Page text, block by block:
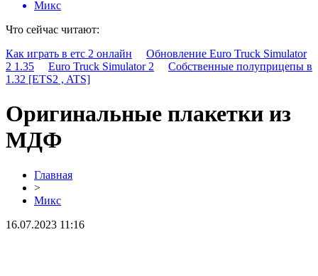
Микс
Что сейчас читают:
Как играть в етс 2 онлайн
Обновление Euro Truck Simulator
2 1.35
Euro Truck Simulator 2
Собственные полуприцепы в
1.32 [ETS2 , ATS]
Оригинальные плакетки из
МДФ
Главная
>
Микс
16.07.2023 11:16